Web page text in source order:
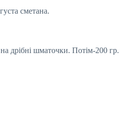
сметана.
дрібні шматочки. Потім-200